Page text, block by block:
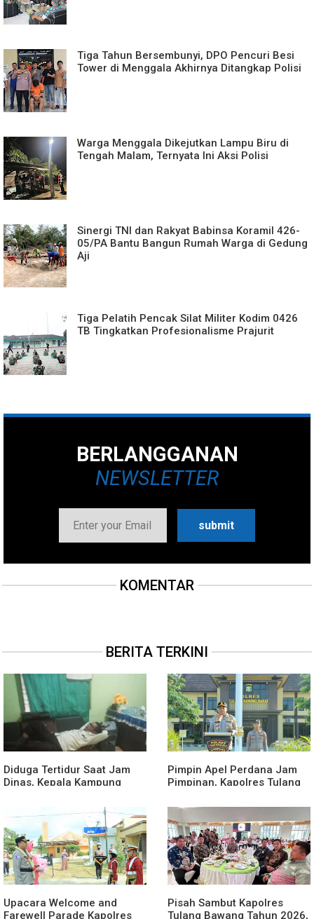
Tiga Tahun Bersembunyi, DPO Pencuri Besi
Tower di Menggala Akhirnya Ditangkap Polisi
Warga Menggala Dikejutkan Lampu Biru di
Tengah Malam, Ternyata Ini Aksi Polisi
Sinergi TNI dan Rakyat Babinsa Koramil 426-
05/PA Bantu Bangun Rumah Warga di Gedung
Aji
Tiga Pelatih Pencak Silat Militer Kodim 0426
TB Tingkatkan Profesionalisme Prajurit
BERLANGGANAN
NEWSLETTER
KOMENTAR
BERITA TERKINI
Diduga Tertidur Saat Jam
Dinas, Kepala Kampung
Pimpin Apel Perdana Jam
Pimpinan, Kapolres Tulang
dan Penekanan Pada
Personil
Upacara Welcome and
Farewell Parade Kapolres
Pisah Sambut Kapolres
Tulang Bawang Tahun 2026,